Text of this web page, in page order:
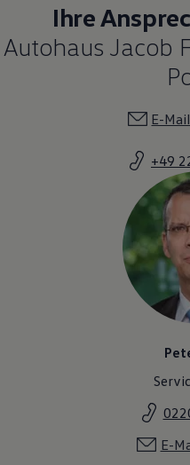
Warn- und
Digitale
Live Beratung
Transport
Familie
Volkswagen
Pannen- und
Volkswagen
Ihre
Autohaus Jacob
E-
+49
E-